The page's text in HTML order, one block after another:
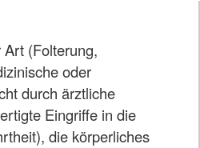
(Folterung,
oder
durch ärztliche
Eingriffe in die
die körperliches